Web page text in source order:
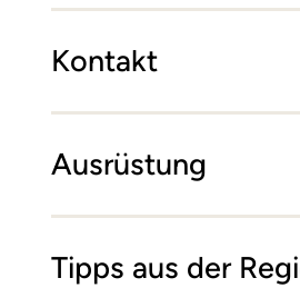
Kontakt
Ausrüstung
Tipps aus der